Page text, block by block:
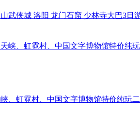
武侠城 洛阳 龙门石窟 少林寺大巴3日
、虹霓村、中国文字博物馆特价纯玩